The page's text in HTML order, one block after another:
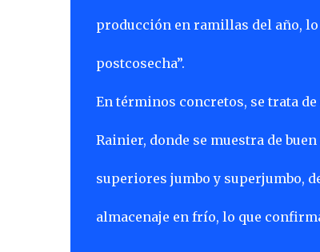
producción en ramillas del año,
postcosecha”.
En términos concretos, se trata
Rainier, donde se muestra de
superiores jumbo y superjumbo,
almacenaje en frío, lo que